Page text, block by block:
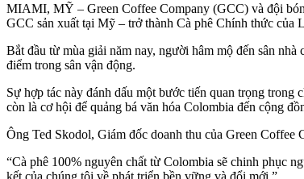
MIAMI, MỸ – Green Coffee Company (GCC) và đội
GCC sản xuất tại Mỹ – trở thành Cà phê Chính thức của
Bắt đầu từ mùa giải năm nay, người hâm mộ đến sân
điểm trong sân vận động.
Sự hợp tác này đánh dấu một bước tiến quan trọng
còn là cơ hội để quảng bá văn hóa Colombia đến cộng
Ông Ted Skodol, Giám đốc doanh thu của Green Coffee
“Cà phê 100% nguyên chất từ Colombia sẽ chinh phục
kết của chúng tôi về phát triển bền vững và đổi mới.”